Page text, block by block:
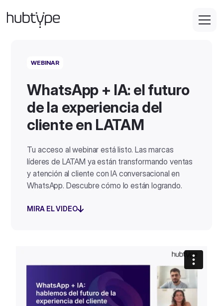
WEBINAR
WhatsApp + IA: el futuro
de la experiencia del
cliente en LATAM
Tu acceso al webinar está listo. Las marcas
líderes de LATAM ya están transformando ventas
y atención al cliente con IA conversacional en
WhatsApp. Descubre cómo lo están logrando.
MIRA EL VIDEO